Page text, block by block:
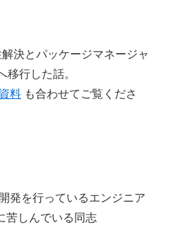
決とパッケージマネージャ
移行した話。
料 も合わせてご覧くださ
発を行っているエンジニア
苦しんでいる同志